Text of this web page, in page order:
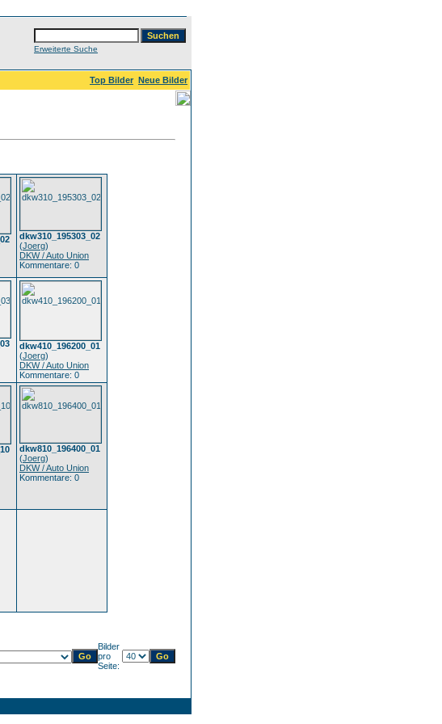
Erweiterte Suche
Top Bilder Neue Bilder
dkw310_195303_02
(Joerg)
DKW / Auto Union
Kommentare: 0
dkw410_196200_01
(Joerg)
DKW / Auto Union
Kommentare: 0
dkw810_196400_01
(Joerg)
DKW / Auto Union
Kommentare: 0
Bilder
pro
Seite: